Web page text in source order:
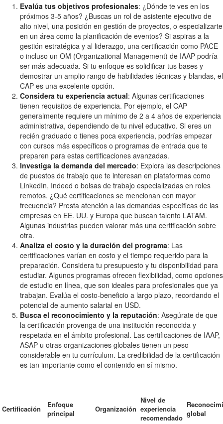
Evalúa tus objetivos profesionales: ¿Dónde te ves en los
próximos 3-5 años? ¿Buscas un rol de asistente ejecutivo de
alto nivel, una posición en gestión de proyectos, o especializarte
en un área como la planificación de eventos? Si aspiras a la
gestión estratégica y al liderazgo, una certificación como PACE
o incluso un OM (Organizational Management) de IAAP podría
ser más adecuada. Si tu enfoque es solidificar tus bases y
demostrar un amplio rango de habilidades técnicas y blandas, el
CAP es una excelente opción.
Considera tu experiencia actual: Algunas certificaciones
tienen requisitos de experiencia. Por ejemplo, el CAP
generalmente requiere un mínimo de 2 a 4 años de experiencia
administrativa, dependiendo de tu nivel educativo. Si eres un
recién graduado o tienes poca experiencia, podrías empezar
con cursos más específicos o programas de entrada que te
preparen para estas certificaciones avanzadas.
Investiga la demanda del mercado: Explora las descripciones
de puestos de trabajo que te interesan en plataformas como
LinkedIn, Indeed o bolsas de trabajo especializadas en roles
remotos. ¿Qué certificaciones se mencionan con mayor
frecuencia? Presta atención a las demandas específicas de las
empresas en EE. UU. y Europa que buscan talento LATAM.
Algunas industrias pueden valorar más una certificación sobre
otra.
Analiza el costo y la duración del programa: Las
certificaciones varían en costo y el tiempo requerido para la
preparación. Considera tu presupuesto y tu disponibilidad para
estudiar. Algunos programas ofrecen flexibilidad, como opciones
de estudio en línea, que son ideales para profesionales que ya
trabajan. Evalúa el costo-beneficio a largo plazo, recordando el
potencial de aumento salarial en USD.
Busca el reconocimiento y la reputación: Asegúrate de que
la certificación provenga de una institución reconocida y
respetada en el ámbito profesional. Las certificaciones de IAAP,
ASAP u otras organizaciones globales tienen un peso
considerable en tu currículum. La credibilidad de la certificación
es tan importante como el contenido en sí mismo.
Certificación
Enfoque
principal
Organización
Nivel de
experiencia
recomendado global